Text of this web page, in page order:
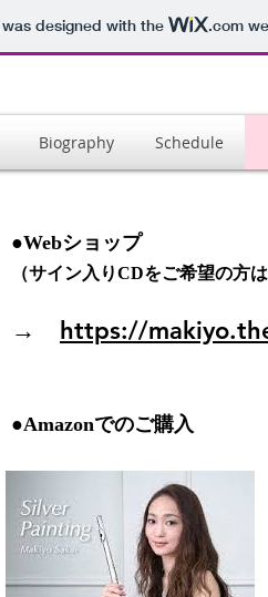
designed with the .com
Biography Schedule
●Webショップ
（サイン入りCDをご希望の方
→ https://
●Amazonでのご購入